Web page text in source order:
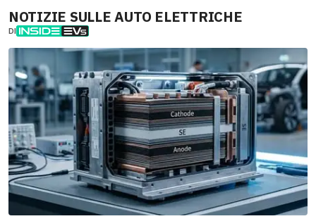
NOTIZIE SULLE AUTO ELETTRICHE
DI